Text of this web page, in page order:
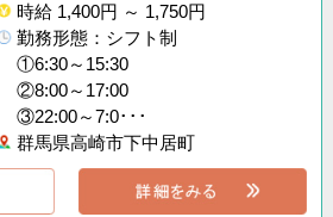
時給 1,400円 ～ 1,750円
勤務形態：シフト制
①6:30～15:30
②8:00～17:00
③22:00～7:0･･･
群馬県高崎市下中居町